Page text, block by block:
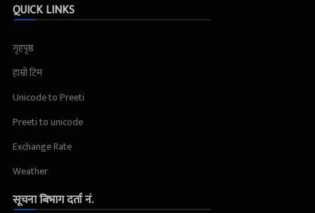
QUICK LINKS
गृहपृष्ठ
हाम्रो टिम
Unicode to Preeti
Preeti to unicode
Exchange Rate
Weather
सूचना बिभाग दर्ता नं.